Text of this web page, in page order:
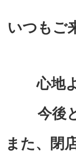
いつもご
心地
今後
また、閉